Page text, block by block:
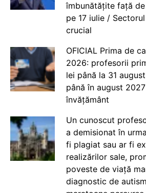
îmbunătățite față
pe 17 iulie /
crucial
OFICIAL Prima de
2026: profesorii
lei până la 31
până în august
învățământ
Un cunoscut
a demisionat în
fi plagiat sau ar fi
realizărilor sale,
poveste de viață
diagnostic de